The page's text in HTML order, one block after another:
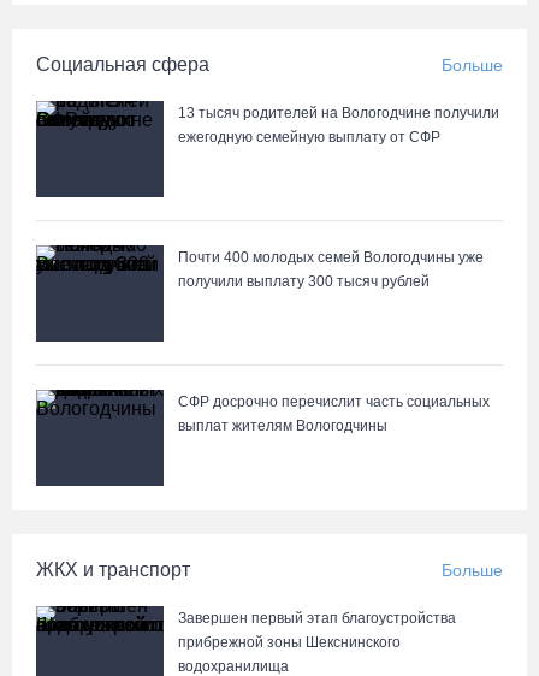
Социальная сфера Больше
13 тысяч родителей на Вологодчине получили
ежегодную семейную выплату от СФР
Почти 400 молодых семей Вологодчины уже
получили выплату 300 тысяч рублей
СФР досрочно перечислит часть социальных
выплат жителям Вологодчины
ЖКХ и транспорт Больше
Завершен первый этап благоустройства
прибрежной зоны Шекснинского
водохранилища